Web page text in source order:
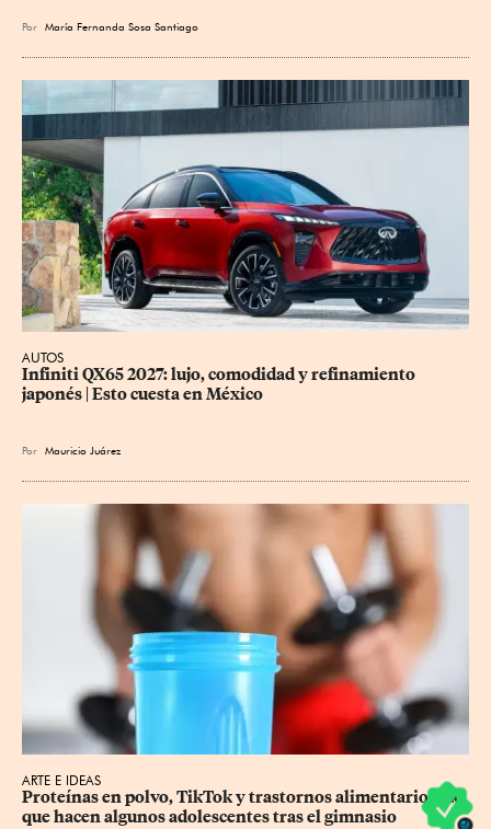
Por María Fernanda Sosa Santiago
AUTOS
Infiniti QX65 2027: lujo, comodidad y refinamiento
japonés | Esto cuesta en México
Por Mauricio Juárez
ARTE E IDEAS
Proteínas en polvo, TikTok y trastornos alimentarios: Lo
que hacen algunos adolescentes tras el gimnasio